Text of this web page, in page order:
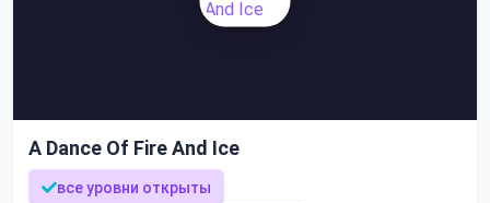
A Dance Of Fire And Ice
все уровни открыты